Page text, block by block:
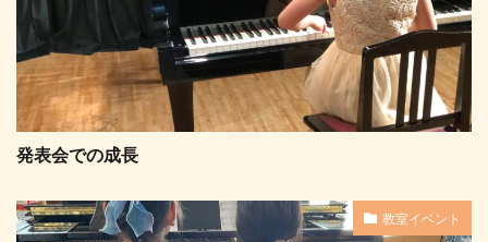
発表会での成長
教室イベント